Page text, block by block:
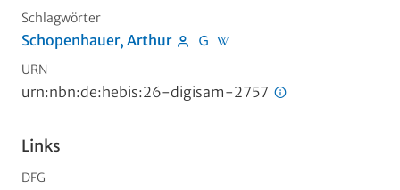
Schlagwörter
Schopenhauer, Arthur
URN
urn:nbn:de:hebis:26-digisam-2757
Links
DFG